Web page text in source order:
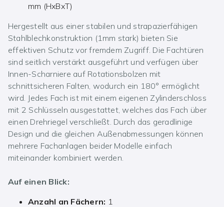
mm (HxBxT)
Hergestellt aus einer stabilen und strapazierfähigen
Stahlblechkonstruktion (1mm stark) bieten Sie
effektiven Schutz vor fremdem Zugriff. Die Fachtüren
sind seitlich verstärkt ausgeführt und verfügen über
Innen-Scharniere auf Rotationsbolzen mit
schnittsicheren Falten, wodurch ein 180° ermöglicht
wird. Jedes Fach ist mit einem eigenen Zylinderschloss
mit 2 Schlüsseln ausgestattet, welches das Fach über
einen Drehriegel verschließt. Durch das geradlinige
Design und die gleichen Außenabmessungen können
mehrere Fachanlagen beider Modelle einfach
miteinander kombiniert werden.
Auf einen Blick:
Anzahl an Fächern: 1